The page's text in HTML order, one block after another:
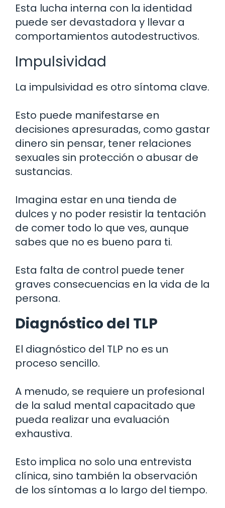
Esta lucha interna con la identidad
puede ser devastadora y llevar a
comportamientos autodestructivos.
Impulsividad
La impulsividad es otro síntoma clave.
Esto puede manifestarse en
decisiones apresuradas, como gastar
dinero sin pensar, tener relaciones
sexuales sin protección o abusar de
sustancias.
Imagina estar en una tienda de
dulces y no poder resistir la tentación
de comer todo lo que ves, aunque
sabes que no es bueno para ti.
Esta falta de control puede tener
graves consecuencias en la vida de la
persona.
Diagnóstico del TLP
El diagnóstico del TLP no es un
proceso sencillo.
A menudo, se requiere un profesional
de la salud mental capacitado que
pueda realizar una evaluación
exhaustiva.
Esto implica no solo una entrevista
clínica, sino también la observación
de los síntomas a lo largo del tiempo.